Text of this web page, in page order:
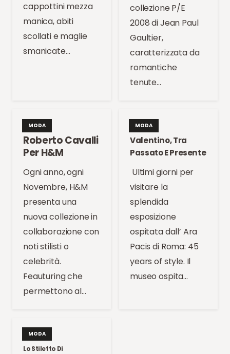
cappottini mezza
manica, abiti
scollati e maglie
smanicate…
collezione P/E
2008 di Jean Paul
Gaultier,
caratterizzata da
romantiche
tenute…
MODA
Roberto Cavalli
Per H&M
Ogni anno, ogni
Novembre, H&M
presenta una
nuova collezione in
collaborazione con
noti stilisti o
celebrità.
Feauturing che
permettono al…
MODA
Valentino, Tra
Passato E Presente
Ultimi giorni per
visitare la
splendida
esposizione
ospitata dall’ Ara
Pacis di Roma: 45
years of style. Il
museo ospita…
MODA
Lo Stiletto Di